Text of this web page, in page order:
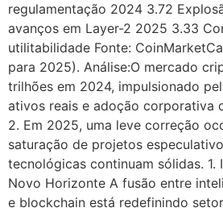
regulamentação 2024 3.72
avanços em Layer-2 2025 3.33
utilitabilidade Fonte:
para 2025). Análise:O mercado
trilhões em 2024, impulsionado
ativos reais e adoção corporativa
2. Em 2025, uma leve correção
saturação de projetos
tecnológicas continuam sólidas. 1.
Novo Horizonte A fusão entre
e blockchain está redefinindo